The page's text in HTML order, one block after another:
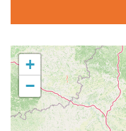
+
−